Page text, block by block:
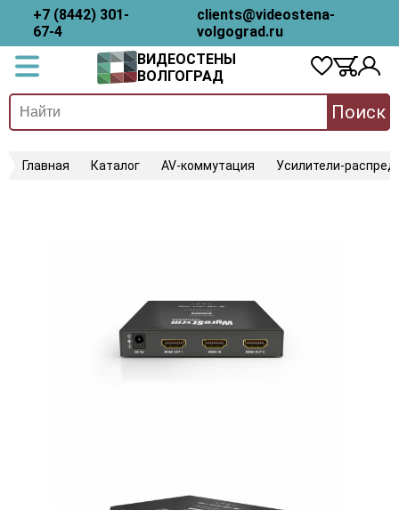
+7 (8442) 301-
67-4
clients@videostena-
volgograd.ru
ВИДЕОСТЕНЫ
ВОЛГОГРАД
Поиск
Главная Каталог AV-коммутация Усилители-